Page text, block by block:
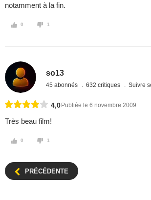
notamment à la fin.
0 1
so13
45 abonnés 632 critiques Suivre
4,0 Publiée le 6 novembre 2009
Très beau film!
0 1
PRÉCÉDENTE